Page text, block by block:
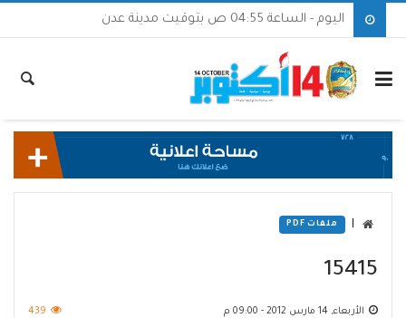
اليوم - الساعة 04:55 ص بتوقيت مدينة عدن
ملفات PDF
15415
الأربعاء, 14 مارس 2012 - 09:00 م 439